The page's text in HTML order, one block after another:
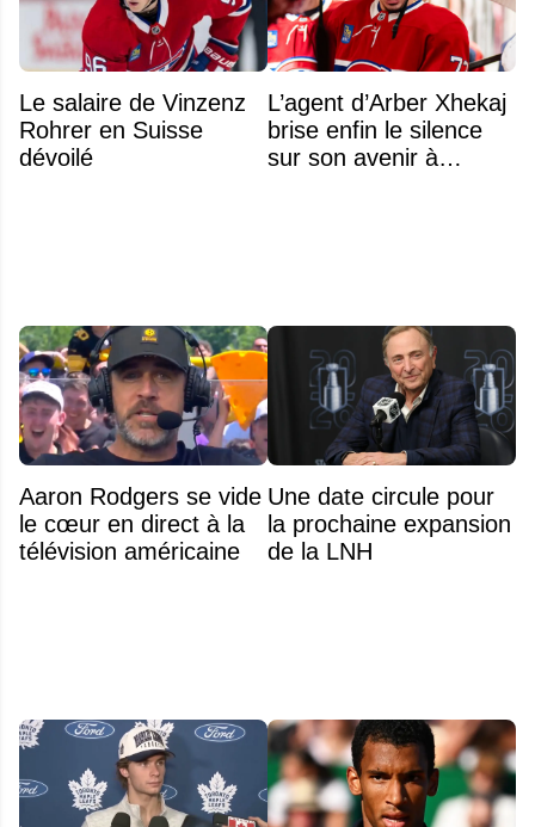
Le salaire de Vinzenz
Rohrer en Suisse
dévoilé
L’agent d’Arber Xhekaj
brise enfin le silence
sur son avenir à
Aaron Rodgers se vide
le cœur en direct à la
télévision américaine
Une date circule pour
la prochaine expansion
de la LNH